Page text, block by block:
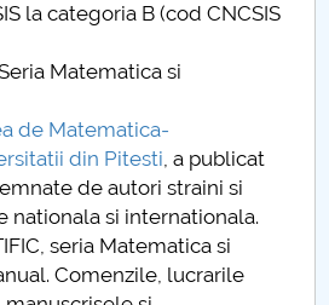
studenții cu dizabilități
Universitar Pitești
Planului Operațional 2020-
la categoria B (cod CNCSIS
Matematica si
de Matematica-
din Pitesti, a publicat
de autori straini si
nationala si internationala.
seria Matematica si
Comenzile, lucrarile